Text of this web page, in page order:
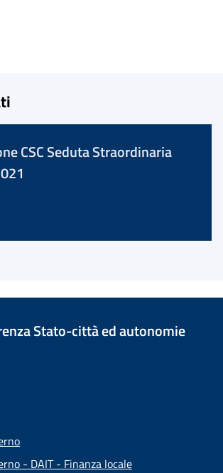
CSC Seduta Straordinaria
Stato-città ed autonomie
- DAIT - Finanza locale